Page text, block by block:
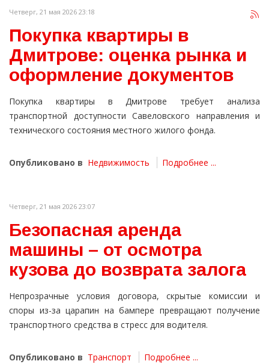
Четверг, 21 мая 2026 23:18
Покупка квартиры в
Дмитрове: оценка рынка и
оформление документов
Покупка квартиры в Дмитрове требует анализа
транспортной доступности Савеловского направления и
технического состояния местного жилого фонда.
Опубликовано в Недвижимость Подробнее ...
Четверг, 21 мая 2026 23:07
Безопасная аренда
машины – от осмотра
кузова до возврата залога
Непрозрачные условия договора, скрытые комиссии и
споры из-за царапин на бампере превращают получение
транспортного средства в стресс для водителя.
Опубликовано в Транспорт Подробнее ...